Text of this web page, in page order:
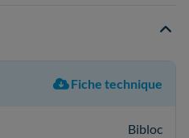
Fiche technique
Bibloc